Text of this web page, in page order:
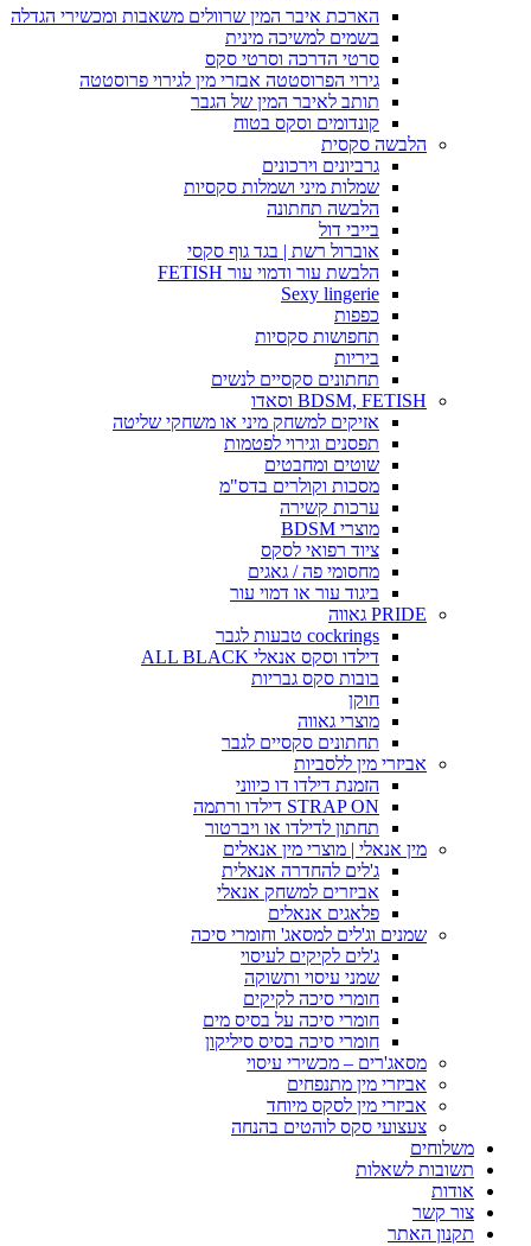
הארכת איבר המין שרוולים משאבות ומכשירי הגדלה
בשמים למשיכה מינית
סרטי הדרכה וסרטי סקס
גירוי הפרוסטטה אבזרי מין לגירוי פרוסטטה
תותב לאיבר המין של הגבר
קונדומים וסקס בטוח
הלבשה סקסית
גרביונים וירכונים
שמלות מיני ושמלות סקסיות
הלבשה תחתונה
בייבי דול
אוברול רשת | בגד גוף סקסי
הלבשת עור ודמוי עור FETISH
Sexy lingerie
כפפות
תחפושות סקסיות
ביריות
תחתונים סקסיים לנשים
BDSM, FETISH וסאדו
אזיקים למשחק מיני או משחקי שליטה
תפסנים וגירוי לפטמות
שוטים ומחבטים
מסכות וקולרים בדס"מ
ערכות קשירה
מוצרי BDSM
ציוד רפואי לסקס
מחסומי פה / גאגים
ביגוד עור או דמוי עור
PRIDE גאווה
cockrings טבעות לגבר
דילדו וסקס אנאלי ALL BLACK
בובות סקס גבריות
חוקן
מוצרי גאווה
תחתונים סקסיים לגבר
אביזרי מין ללסביות
הזמנת דילדו דו כיווני
STRAP ON דילדו ורתמה
תחתון לדילדו או ויברטור
מין אנאלי | מוצרי מין אנאלים
ג'לים להחדרה אנאלית
אביזרים למשחק אנאלי
פלאגים אנאלים
שמנים וג'לים למסאג' וחומרי סיכה
ג'לים לקיקים לעיסוי
שמני עיסוי ותשוקה
חומרי סיכה לקיקים
חומרי סיכה על בסיס מים
חומרי סיכה בסיס סיליקון
מסאג'רים – מכשירי עיסוי
אביזרי מין מתנפחים
אביזרי מין לסקס מיוחד
צעצועי סקס לוהטים בהנחה
משלוחים
תשובות לשאלות
אודות
צור קשר
תקנון האתר